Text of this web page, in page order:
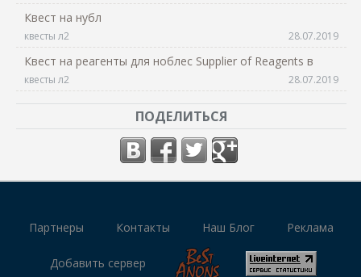
Квест на нубл
квесты л2 28.07.2019
Квест на реагенты для ноблес Supplier of Reagents в
квесты л2 28.07.2019
ПОДЕЛИТЬСЯ
Партнеры Контакты Наш Блог Реклама
Добавить сервер